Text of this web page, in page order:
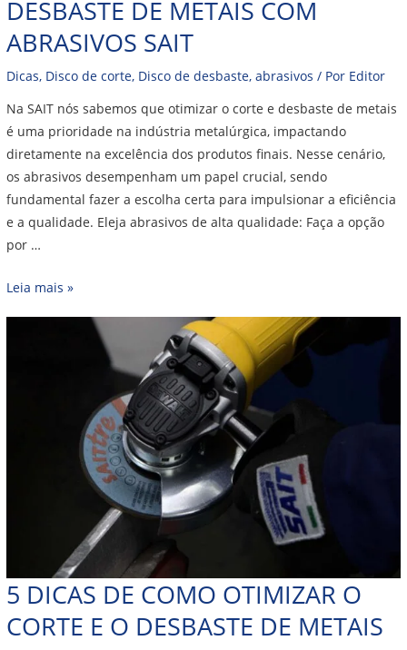
DESBASTE DE METAIS COM
ABRASIVOS SAIT
Dicas, Disco de corte, Disco de desbaste,abrasivos / Por Editor
Na SAIT nós sabemos que otimizar o corte e desbaste de metais
é uma prioridade na indústria metalúrgica, impactando
diretamente na excelência dos produtos finais. Nesse cenário,
os abrasivos desempenham um papel crucial, sendo
fundamental fazer a escolha certa para impulsionar a eficiência
e a qualidade. Eleja abrasivos de alta qualidade: Faça a opção
por …
Leia mais »
5 DICAS DE COMO OTIMIZAR O
CORTE E O DESBASTE DE METAIS